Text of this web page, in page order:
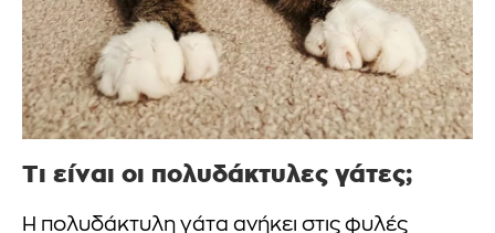
Τι είναι οι πολυδάκτυλες γάτες;
Η πολυδάκτυλη γάτα ανήκει στις φυλές